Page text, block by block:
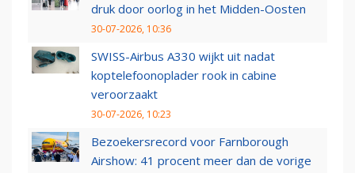
druk door oorlog in het Midden-Oosten
30-07-2026, 10:36
SWISS-Airbus A330 wijkt uit nadat
koptelefoonoplader rook in cabine
veroorzaakt
30-07-2026, 10:23
Bezoekersrecord voor Farnborough
Airshow: 41 procent meer dan de vorige